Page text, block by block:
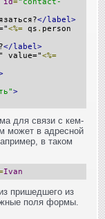
id="contact-
</label>
<%= qs . person
</label>
value="<%=
>
для связи с кем-
может в адресной
в таком
Ivan
пришедшего из
поля формы.